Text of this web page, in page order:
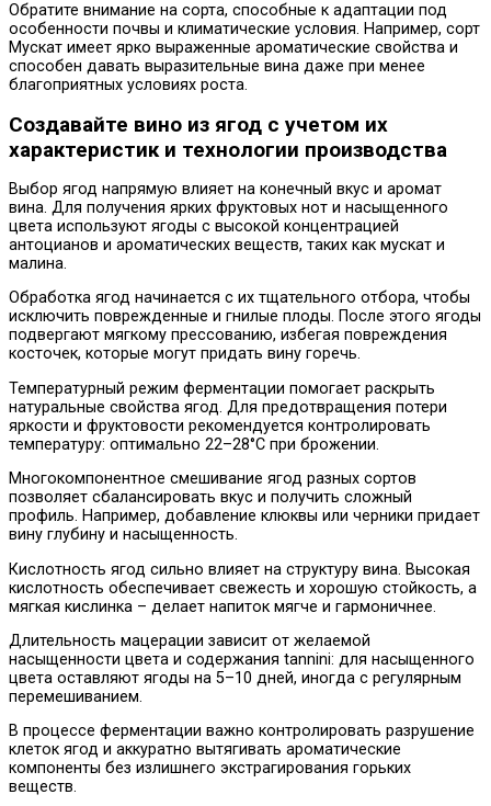
Обратите внимание на сорта, способные к адаптации под
особенности почвы и климатические условия. Например, сорт
Мускат имеет ярко выраженные ароматические свойства и
способен давать выразительные вина даже при менее
благоприятных условиях роста.
Создавайте вино из ягод с учетом их
характеристик и технологии производства
Выбор ягод напрямую влияет на конечный вкус и аромат
вина. Для получения ярких фруктовых нот и насыщенного
цвета используют ягоды с высокой концентрацией
антоцианов и ароматических веществ, таких как мускат и
малина.
Обработка ягод начинается с их тщательного отбора, чтобы
исключить поврежденные и гнилые плоды. После этого ягоды
подвергают мягкому прессованию, избегая повреждения
косточек, которые могут придать вину горечь.
Температурный режим ферментации помогает раскрыть
натуральные свойства ягод. Для предотвращения потери
яркости и фруктовости рекомендуется контролировать
температуру: оптимально 22–28°C при брожении.
Многокомпонентное смешивание ягод разных сортов
позволяет сбалансировать вкус и получить сложный
профиль. Например, добавление клюквы или черники придает
вину глубину и насыщенность.
Кислотность ягод сильно влияет на структуру вина. Высокая
кислотность обеспечивает свежесть и хорошую стойкость, а
мягкая кислинка – делает напиток мягче и гармоничнее.
Длительность мацерации зависит от желаемой
насыщенности цвета и содержания tannini: для насыщенного
цвета оставляют ягоды на 5–10 дней, иногда с регулярным
перемешиванием.
В процессе ферментации важно контролировать разрушение
клеток ягод и аккуратно вытягивать ароматические
компоненты без излишнего экстрагирования горьких
веществ.